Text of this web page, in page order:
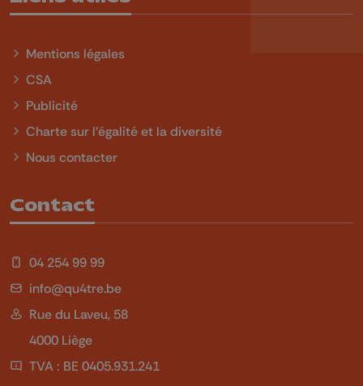
Mentions légales
CSA
Publicité
Charte sur l'égalité et la diversité
Nous contacter
Contact
04 254 99 99
info@qu4tre.be
Rue du Laveu, 58
4000 Liège
TVA : BE 0405.931.241